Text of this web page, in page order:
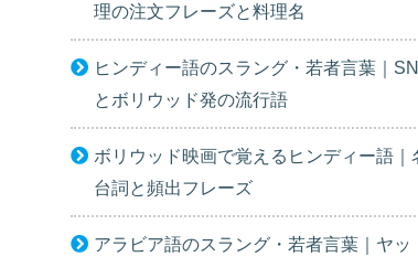
理の注文フレーズと料理名
ヒンディー語のスラング・若者言葉｜
とボリウッド発の流行語
ボリウッド映画で覚えるヒンディー語｜
台詞と頻出フレーズ
アラビア語のスラング・若者言葉｜ヤッ